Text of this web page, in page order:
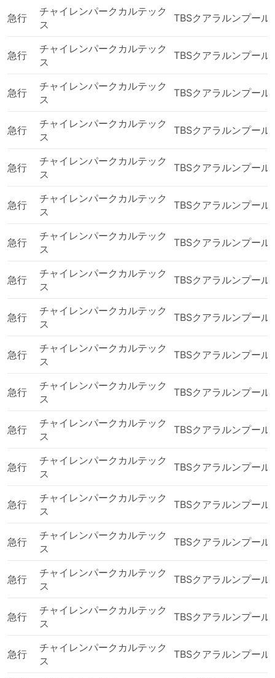
急行
チャイレンパークカルテック
ス
TBSクアラルンプール
急行
チャイレンパークカルテック
ス
TBSクアラルンプール
急行
チャイレンパークカルテック
ス
TBSクアラルンプール
急行
チャイレンパークカルテック
ス
TBSクアラルンプール
急行
チャイレンパークカルテック
ス
TBSクアラルンプール
急行
チャイレンパークカルテック
ス
TBSクアラルンプール
急行
チャイレンパークカルテック
ス
TBSクアラルンプール
急行
チャイレンパークカルテック
ス
TBSクアラルンプール
急行
チャイレンパークカルテック
ス
TBSクアラルンプール
急行
チャイレンパークカルテック
ス
TBSクアラルンプール
急行
チャイレンパークカルテック
ス
TBSクアラルンプール
急行
チャイレンパークカルテック
ス
TBSクアラルンプール
急行
チャイレンパークカルテック
ス
TBSクアラルンプール
急行
チャイレンパークカルテック
ス
TBSクアラルンプール
急行
チャイレンパークカルテック
ス
TBSクアラルンプール
急行
チャイレンパークカルテック
ス
TBSクアラルンプール
急行
チャイレンパークカルテック
ス
TBSクアラルンプール
急行
チャイレンパークカルテック
ス
TBSクアラルンプール